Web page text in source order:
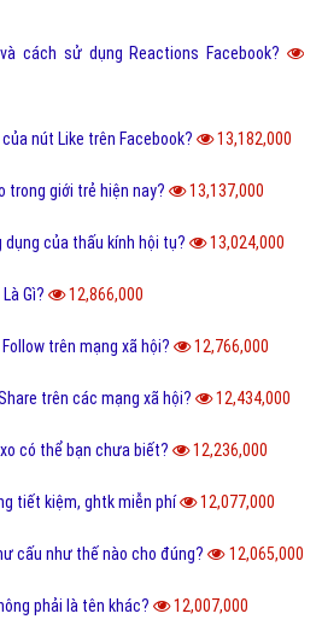
cách sử dụng Reactions Facebook?
nút Like trên Facebook? 13,182,000
trong giới trẻ hiện nay? 13,137,000
dụng của thấu kính hội tụ? 13,024,000
Gì? 12,866,000
trên mạng xã hội? 12,766,000
trên các mạng xã hội? 12,434,000
có thể bạn chưa biết? 12,236,000
tiết kiệm, ghtk miễn phí 12,077,000
cấu như thế nào cho đúng? 12,065,000
phải là tên khác? 12,007,000